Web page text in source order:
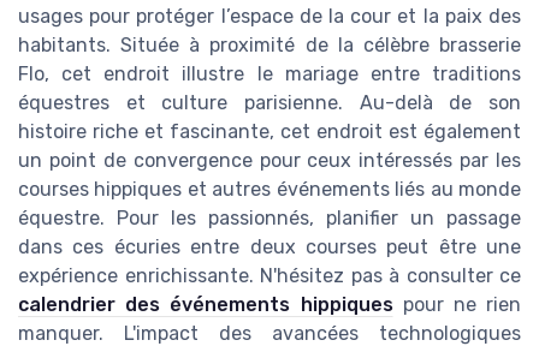
usages pour protéger l’espace de la cour et la paix des
habitants. Située à proximité de la célèbre brasserie
Flo, cet endroit illustre le mariage entre traditions
équestres et culture parisienne. Au-delà de son
histoire riche et fascinante, cet endroit est également
un point de convergence pour ceux intéressés par les
courses hippiques et autres événements liés au monde
équestre. Pour les passionnés, planifier un passage
dans ces écuries entre deux courses peut être une
expérience enrichissante. N'hésitez pas à consulter ce
calendrier des événements hippiquespour ne rien
manquer. L'impact des avancées technologiques